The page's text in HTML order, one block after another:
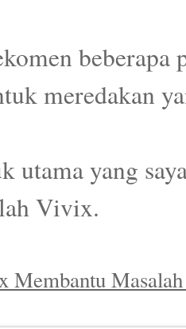
meredakan
utama yang
Vivix.
Membantu